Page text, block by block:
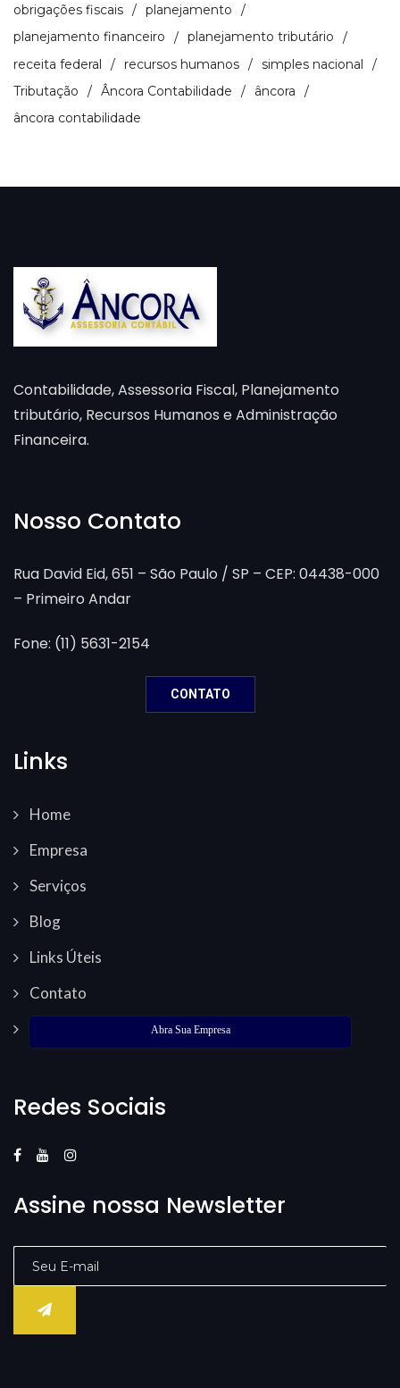
obrigações fiscais
planejamento
planejamento financeiro
planejamento tributário
receita federal
recursos humanos
simples nacional
Tributação
Âncora Contabilidade
âncora
âncora contabilidade
Contabilidade, Assessoria Fiscal, Planejamento
tributário, Recursos Humanos e Administração
Financeira.
Nosso Contato
Rua David Eid, 651 – São Paulo / SP – CEP: 04438-000
– Primeiro Andar
Fone: (11) 5631-2154
CONTATO
Links
Home
Empresa
Serviços
Blog
Links Úteis
Contato
Abra Sua Empresa
Redes Sociais
Assine nossa Newsletter